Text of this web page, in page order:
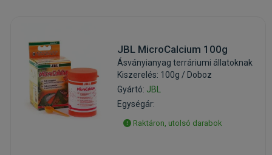
JBL MicroCalcium 100g
Ásványianyag terráriumi állatoknak
Kiszerelés: 100g / Doboz
Gyártó: JBL
Egységár:
Raktáron, utolsó darabok